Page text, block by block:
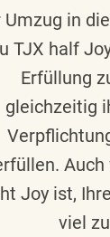
Umzug in
TJX half
Erfüllung
gleichzeitig
Auch
Joy ist,
viel